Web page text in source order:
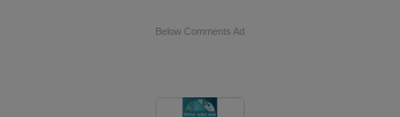
Below Comments Ad